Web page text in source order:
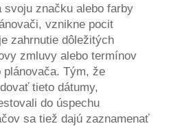
značku alebo farby
vznikne pocit
zahrnutie dôležitých
zmluvy alebo termínov
plánovača. Tým, že
tieto dátumy,
do úspechu
sa tiež dajú zaznamenať